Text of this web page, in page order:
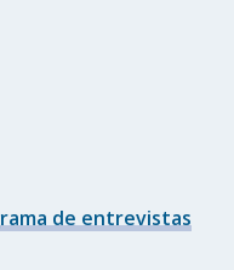
de entrevistas